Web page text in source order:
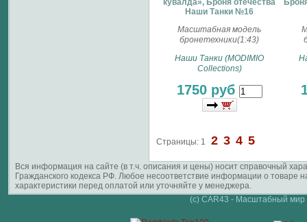
кувалда», Броня отечества
Наши Танки №16
Масштабная модель
бронетехники(1:43)
Наши Танки (MODIMIO
Collections)
1750 руб
Страницы: 1 2 3 4 5
Вся информация на сайте (в т.ч. описания и цены) носит справочный
Гражданского кодекса РФ. Любое несоответствие информации о
характеристики перед оплатой или уточняйте у менеджера.
(c) CAR43 - Масштабный мир